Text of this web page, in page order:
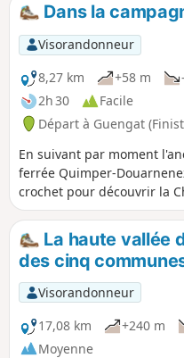
Dans la
Visorandonneur
8,27 km
+58 m
2h 30
Facile
Départ à Guengat
En suivant par moment
ferrée Quimper-
crochet pour découvrir la
Saint-Thégonnec et sa
coule à l'intérieur. Revenez
Guengat par des petites
campagne.
La haute vallée
des cinq
Visorandonneur
17,08 km
+240 m
Moyenne